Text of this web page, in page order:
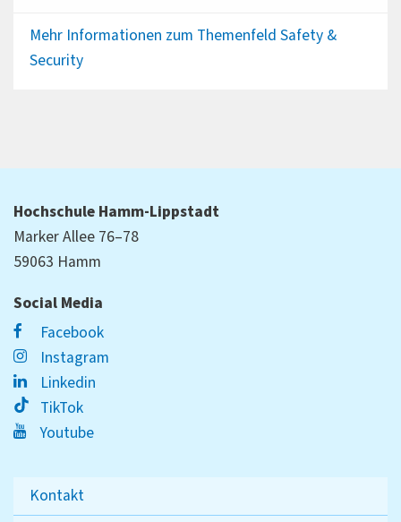
Mehr Informationen zum Themenfeld Safety &
Security
Hochschule Hamm-Lippstadt
Marker Allee 76–78
59063 Hamm
Social Media
Facebook
Instagram
Linkedin
TikTok
Youtube
Kontakt